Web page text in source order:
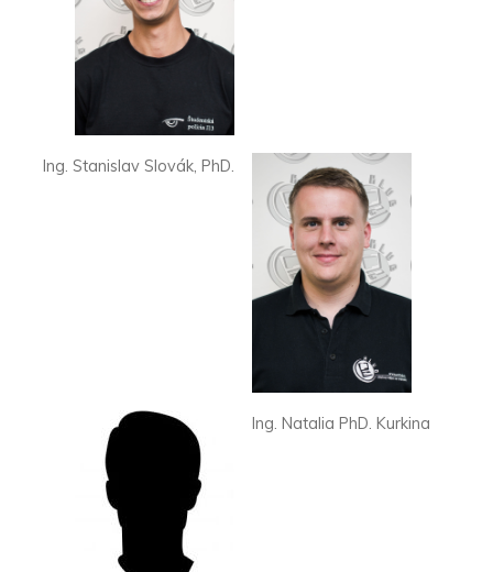
Ing. Stanislav Slovák, PhD.
Ing. Natalia PhD. Kurkina